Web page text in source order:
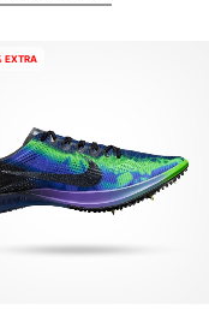
EXTRA